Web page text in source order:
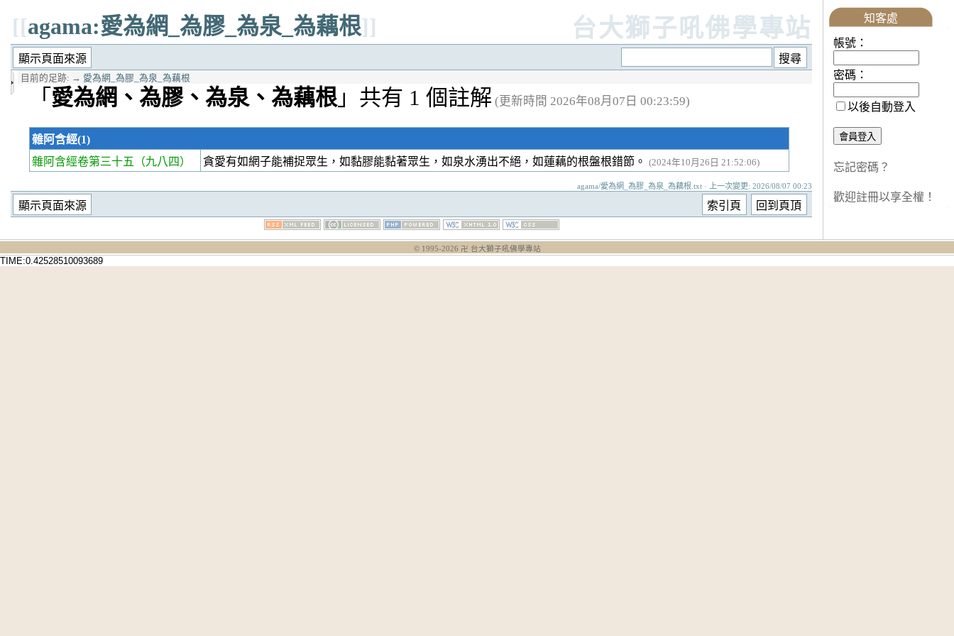
[[agama:愛為網_為膠_為泉_為藕根]] 台大獅子吼佛學專站
目前的足跡: → 愛為網_為膠_為泉_為藕根
「 愛為網、為膠、為泉、為藕根」共有 1 個註解 (更新時間 2026年08月07日 00:23:59)
雜阿含經(1)
雜阿含經卷第三十五
（九八四） 貪愛有如網子能補捉眾生，如黏膠能黏著眾生，如泉水湧出不絕，如蓮藕的根盤根錯節。 (2024年10月26日 21:52:06)
agama/愛為網_為膠_為泉_為藕根.txt · 上一次變更: 2026/08/07 00:23
知客處
帳號：
密碼：
以後自動登入
忘記密碼？
歡迎註冊以享全權！
© 1995-2026 卍 台大獅子吼佛學專站
TIME:0.42528510093689